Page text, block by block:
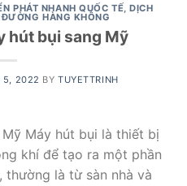
PHÁT NHANH QUỐC TẾ,DỊCH
HÀNG KHÔNG
hút bụi sang Mỹ
5, 2022 BYTUYETTRINH
Máy hút bụi là thiết bị
khí để tạo ra một phần
thường là từ sàn nhà và